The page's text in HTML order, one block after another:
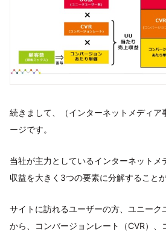
続きまして、（インターネットメディア
ージです。
当社が主力としているインターネットメ
収益を大きく3つの要素に分解すること
サイトに訪れるユーザーの方、ユニーク
から、コンバージョンレート（CVR）、